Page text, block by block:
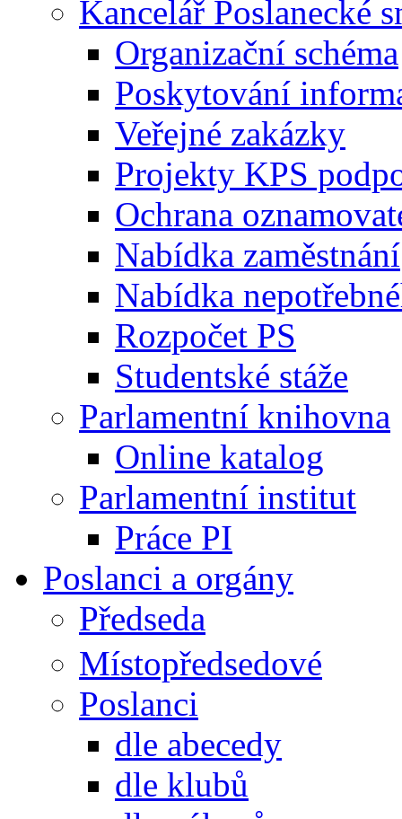
Kancelář Poslanecké
Organizační schéma
Poskytování
Veřejné zakázky
Projekty KPS
Ochrana
Nabídka zaměstnání
Nabídka
Rozpočet PS
Studentské stáže
Parlamentní knihovna
Online katalog
Parlamentní institut
Práce PI
Poslanci a orgány
Předseda
Místopředsedové
Poslanci
dle abecedy
dle klubů